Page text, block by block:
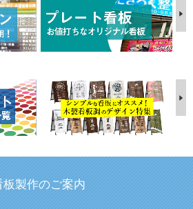
板製作のご案内